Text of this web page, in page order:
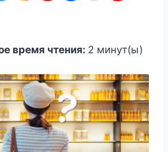
время чтения: 2 минут(ы)